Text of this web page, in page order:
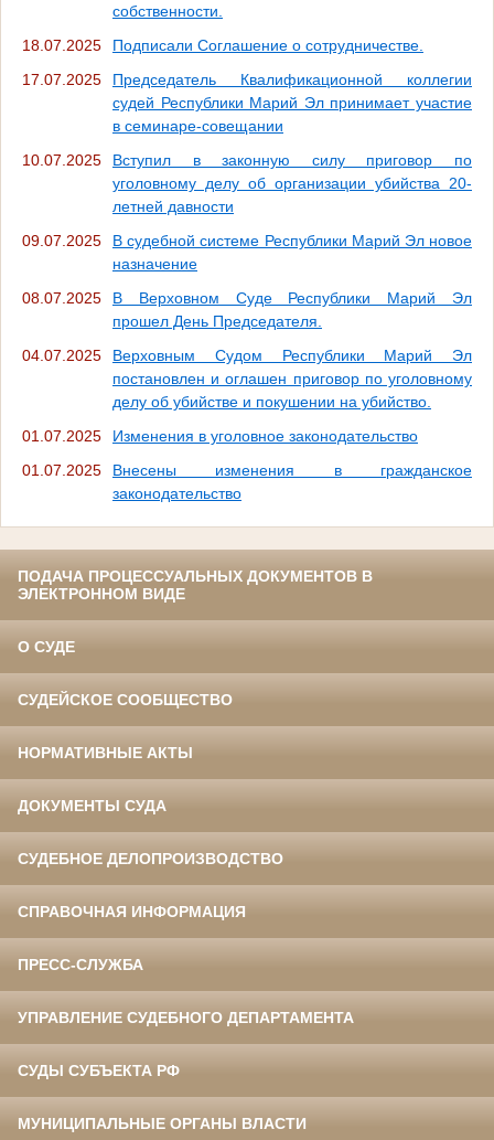
собственности.
18.07.2025
Подписали Соглашение о сотрудничестве.
17.07.2025
Председатель Квалификационной коллегии
судей Республики Марий Эл принимает участие
в семинаре-совещании
10.07.2025
Вступил в законную силу приговор по
уголовному делу об организации убийства 20-
летней давности
09.07.2025
В судебной системе Республики Марий Эл новое
назначение
08.07.2025
В Верховном Суде Республики Марий Эл
прошел День Председателя.
04.07.2025
Верховным Судом Республики Марий Эл
постановлен и оглашен приговор по уголовному
делу об убийстве и покушении на убийство.
01.07.2025
Изменения в уголовное законодательство
01.07.2025
Внесены изменения в гражданское
законодательство
ПОДАЧА ПРОЦЕССУАЛЬНЫХ ДОКУМЕНТОВ В
ЭЛЕКТРОННОМ ВИДЕ
О СУДЕ
СУДЕЙСКОЕ СООБЩЕСТВО
НОРМАТИВНЫЕ АКТЫ
ДОКУМЕНТЫ СУДА
СУДЕБНОЕ ДЕЛОПРОИЗВОДСТВО
СПРАВОЧНАЯ ИНФОРМАЦИЯ
ПРЕСС-СЛУЖБА
УПРАВЛЕНИЕ СУДЕБНОГО ДЕПАРТАМЕНТА
СУДЫ СУБЪЕКТА РФ
МУНИЦИПАЛЬНЫЕ ОРГАНЫ ВЛАСТИ